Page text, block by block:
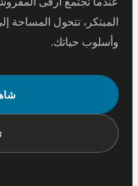
تتحول المساحة إلى
حياتك.
شاهد
تواصل